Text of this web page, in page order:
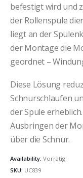
befestigt wird und
der Rollenspule
liegt an der
der Montage die
geordnet –
Diese Lösung
Schnur­schlaufen
der Spule
Ausbringen der
über die Schnur.
Availability: Vorrätig
SKU: UC839